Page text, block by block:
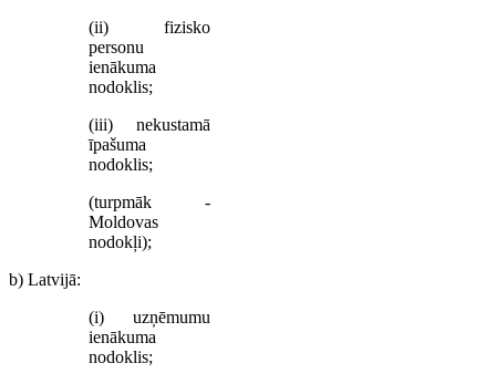
(ii) fizisko
personu
ienākuma
nodoklis;
(iii) nekustamā
īpašuma
nodoklis;
(turpmāk -
Moldovas
nodokļi);
b) Latvijā:
(i) uzņēmumu
ienākuma
nodoklis;